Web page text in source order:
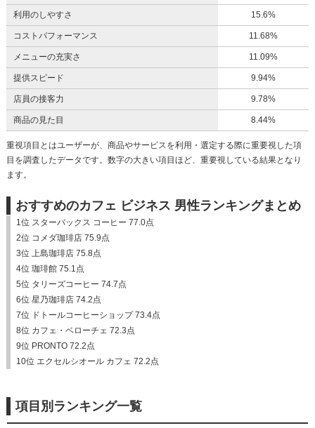
利用のしやすさ 15.6%
コストパフォーマンス 11.68%
メニューの充実さ 11.09%
提供スピード 9.94%
店員の接客力 9.78%
商品の見た目 8.44%
重視項目とはユーザーが、商品やサービスを利用・選定する際に重要視した項
目を調査したデータです。数字の大きい項目ほど、重要視している結果となり
ます。
おすすめのカフェ ビジネス 男性ランキングまとめ
1位 スターバックス コーヒー 77.0点
2位 コメダ珈琲店 75.9点
3位 上島珈琲店 75.8点
4位 珈琲館 75.1点
5位 タリーズコーヒー 74.7点
6位 星乃珈琲店 74.2点
7位 ドトールコーヒーショップ 73.4点
8位 カフェ・ベローチェ 72.3点
9位 PRONTO 72.2点
10位 エクセルシオール カフェ 72.2点
項目別ランキング一覧